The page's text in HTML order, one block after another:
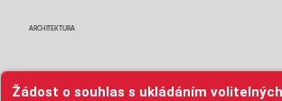
Žádost o souhlas s ukládáním
ARCHITEKTURA